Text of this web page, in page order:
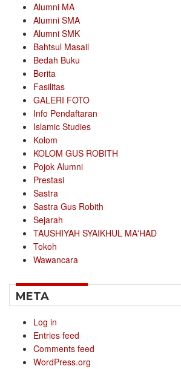
Alumni MA
Alumni SMA
Alumni SMK
Bahtsul Masail
Bedah Buku
Berita
Fasilitas
GALERI FOTO
Info Pendaftaran
Islamic Studies
Kolom
KOLOM GUS ROBITH
Pojok Alumni
Prestasi
Sastra
Sastra Gus Robith
Sejarah
TAUSHIYAH SYAIKHUL MA'HAD
Tokoh
Wawancara
META
Log in
Entries feed
Comments feed
WordPress.org